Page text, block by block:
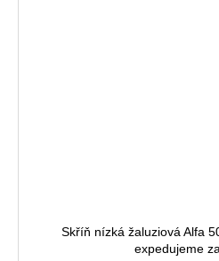
Skříň nízká žaluziová Alfa
expedujeme